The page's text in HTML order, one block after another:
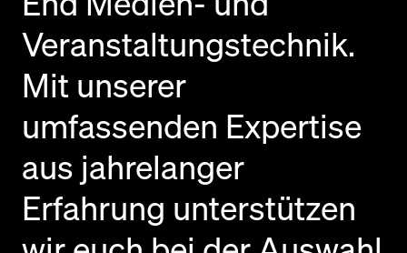
Veranstaltungstechnik.
Mit unserer
umfassenden Expertise
aus jahrelanger
Erfahrung unterstützen